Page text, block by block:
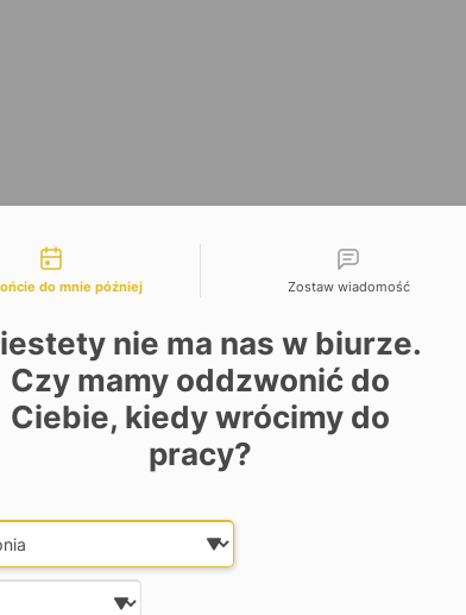
kontaktu
do mnie później Zostaw wiadomość
nie ma nas w biurze.
Czy mamy oddzwonić do
Ciebie, kiedy wrócimy do
pracy?
Date and time slection for
Wybierz datę